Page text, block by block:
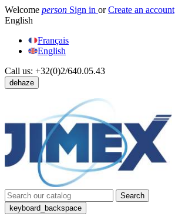
Welcome person Sign in or Create an account
English
Français
English
Call us: +32(0)2/640.05.43
dehaze
Search
keyboard_backspace